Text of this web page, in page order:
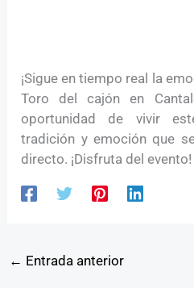
¡Sigue en tiempo real la
Toro del cajón en
oportunidad de vivir
tradición y emoción que
directo. ¡Disfruta del evento!
← Entrada anterior